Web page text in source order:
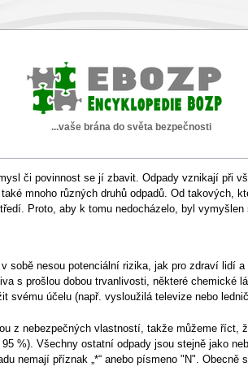
...vaše brána do světa bezpečnosti
či povinnost se jí zbavit. Odpady vznikají při
mnoho různých druhů odpadů. Od takových,
Proto, aby k tomu nedocházelo, byl
sobě nesou potenciální rizika, jak pro zdraví lidí
s prošlou dobou trvanlivosti, některé
účelu (např. vysloužilá televize nebo
z nebezpečných vlastností, takže můžeme říct,
%). Všechny ostatní odpady jsou stejně jako
nemají příznak „*“ anebo písmeno "N".